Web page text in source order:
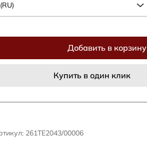
Добавить в корзину
Купить в один клик
261TE2043/00006